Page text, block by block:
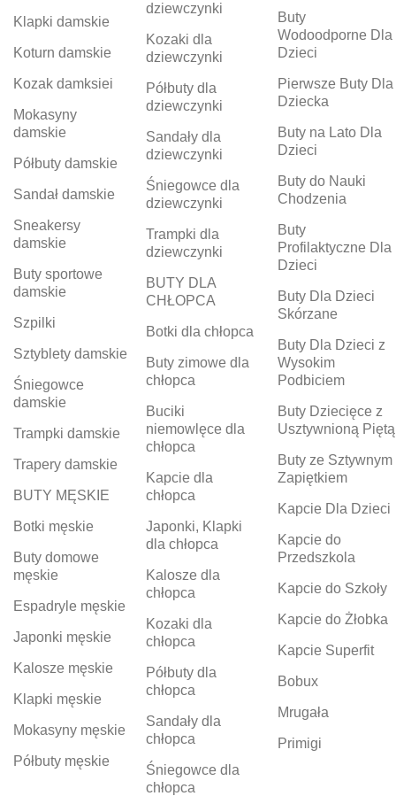
Klapki damskie
Koturn damskie
Kozak damksiei
Mokasyny
damskie
Półbuty damskie
Sandał damskie
Sneakersy
damskie
Buty sportowe
damskie
Szpilki
Sztyblety damskie
Śniegowce
damskie
Trampki damskie
Trapery damskie
BUTY MĘSKIE
Botki męskie
Buty domowe
męskie
Espadryle męskie
Japonki męskie
Kalosze męskie
Klapki męskie
Mokasyny męskie
Półbuty męskie
dziewczynki
Kozaki dla
dziewczynki
Półbuty dla
dziewczynki
Sandały dla
dziewczynki
Śniegowce dla
dziewczynki
Trampki dla
dziewczynki
BUTY DLA
CHŁOPCA
Botki dla chłopca
Buty zimowe dla
chłopca
Buciki
niemowlęce dla
chłopca
Kapcie dla
chłopca
Japonki, Klapki
dla chłopca
Kalosze dla
chłopca
Kozaki dla
chłopca
Półbuty dla
chłopca
Sandały dla
chłopca
Śniegowce dla
chłopca
Buty
Wodoodporne Dla
Dzieci
Pierwsze Buty Dla
Dziecka
Buty na Lato Dla
Dzieci
Buty do Nauki
Chodzenia
Buty
Profilaktyczne Dla
Dzieci
Buty Dla Dzieci
Skórzane
Buty Dla Dzieci z
Wysokim
Podbiciem
Buty Dziecięce z
Usztywnioną Piętą
Buty ze Sztywnym
Zapiętkiem
Kapcie Dla Dzieci
Kapcie do
Przedszkola
Kapcie do Szkoły
Kapcie do Żłobka
Kapcie Superfit
Bobux
Mrugała
Primigi